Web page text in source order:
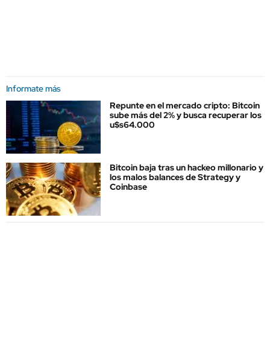
Informate más
Repunte en el mercado cripto: Bitcoin
sube más del 2% y busca recuperar los
u$s64.000
Bitcoin baja tras un hackeo millonario y
los malos balances de Strategy y
Coinbase